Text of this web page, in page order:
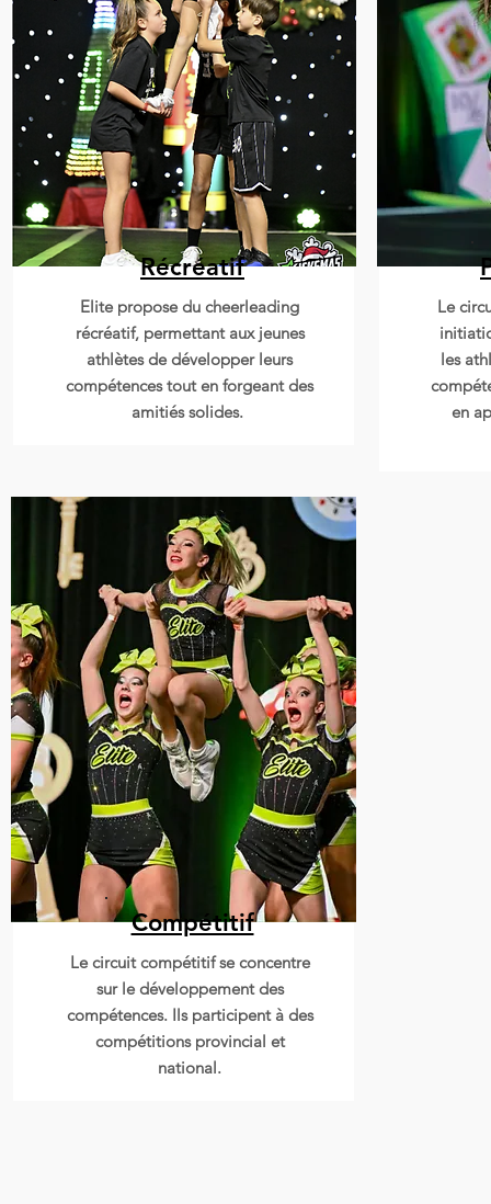
Bobs
Récréatif
Elite propose du cheerleading
récréatif, permettant aux jeunes
athlètes de développer leurs
compétences tout en forgeant des
amitiés solides.
Le
les
en
Mode
Compétitif
Le circuit compétitif se concentre
sur le développement des
compétences. Ils participent à des
compétitions provincial et
national.